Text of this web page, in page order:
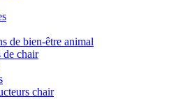
de bien-être animal
de chair
chair